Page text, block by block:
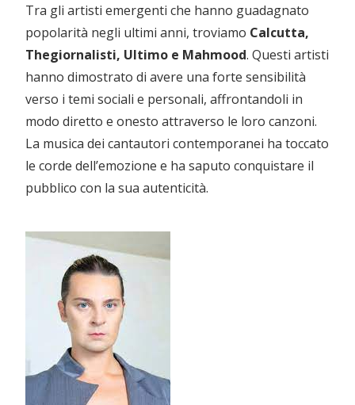
Tra gli artisti emergenti che hanno guadagnato
popolarità negli ultimi anni, troviamo Calcutta,
Thegiornalisti, Ultimo e Mahmood. Questi artisti
hanno dimostrato di avere una forte sensibilità
verso i temi sociali e personali, affrontandoli in
modo diretto e onesto attraverso le loro canzoni.
La musica dei cantautori contemporanei ha toccato
le corde dell’emozione e ha saputo conquistare il
pubblico con la sua autenticità.